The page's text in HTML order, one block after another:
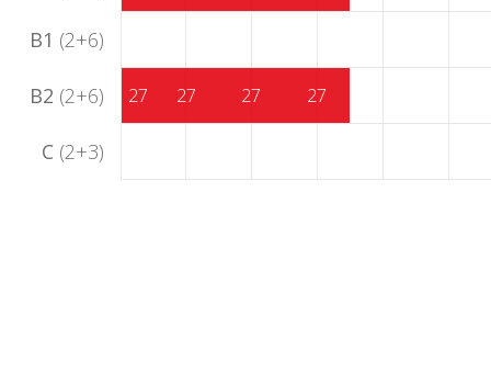
B1 (2+6)
B2 (2+6)
C (2+3)
27 27 27 27